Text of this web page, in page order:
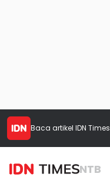
Baca artikel IDN Times
NTB